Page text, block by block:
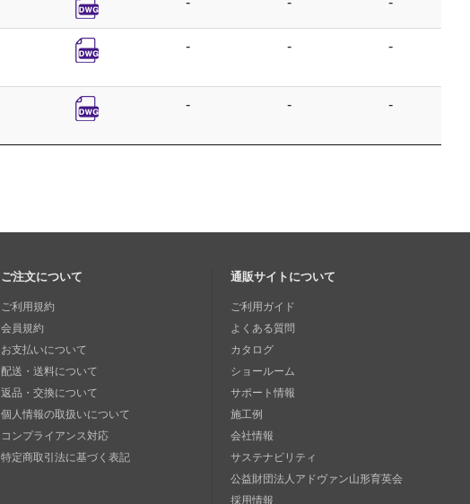
- - -
- - -
ご注文について
ご利用規約
会員規約
お支払いについて
配送・送料について
返品・交換について
個人情報の取扱いについて
コンプライアンス対応
特定商取引法に基づく表記
通販サイトについて
ご利用ガイド
よくある質問
カタログ
ショールーム
サポート情報
施工例
会社情報
サステナビリティ
公益財団法人アドヴァン山形育英会
採用情報